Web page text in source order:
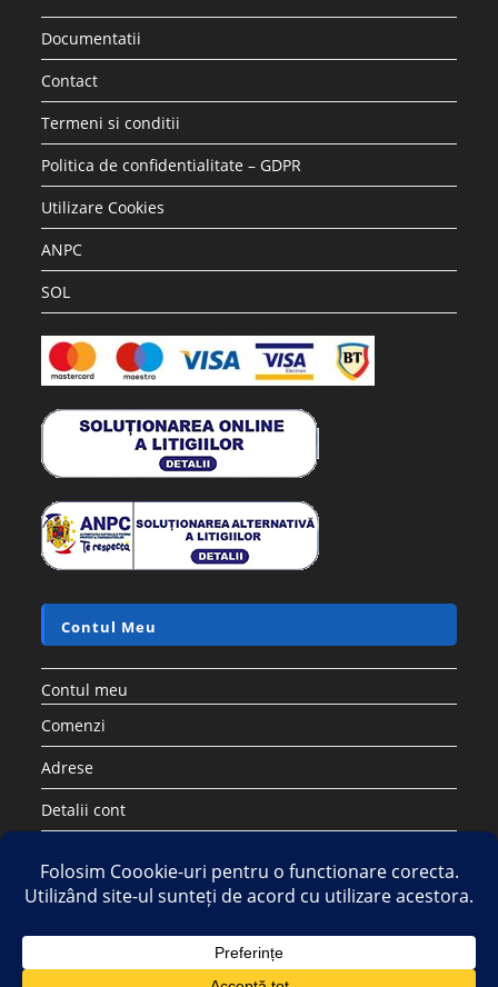
Documentatii
Contact
Termeni si conditii
Politica de confidentialitate – GDPR
Utilizare Cookies
ANPC
SOL
Contul Meu
Contul meu
Comenzi
Adrese
Detalii cont
Copyright 2026 - Strategic DIstribution Group